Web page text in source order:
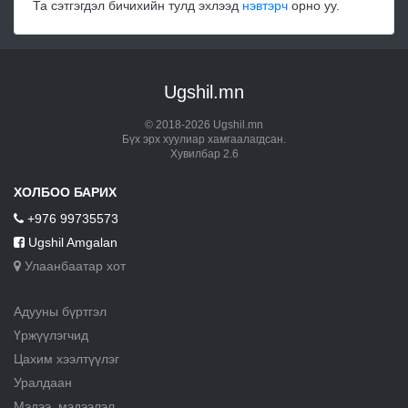
Та сэтгэгдэл бичихийн тулд эхлээд нэвтэрч орно уу.
Ugshil.mn
© 2018-2026 Ugshil.mn
Бүх эрх хуулиар хамгаалагдсан.
Хувилбар 2.6
ХОЛБОО БАРИХ
+976 99735573
Ugshil Amgalan
Улаанбаатар хот
Адууны бүртгэл
Үржүүлэгчид
Цахим хээлтүүлэг
Уралдаан